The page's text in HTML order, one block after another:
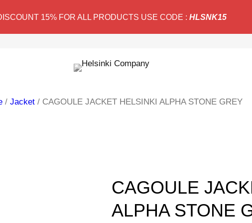
15% FOR ALL PRODUCTS USE CODE : HLSNK15
/ Jacket / CAGOULE JACKET HELSINKI ALPHA STONE GREY
CAGOULE
ALPHA STONE